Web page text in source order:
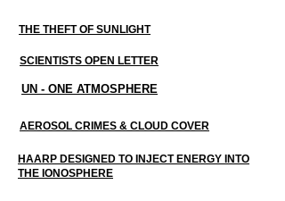
THE THEFT OF SUNLIGHT
SCIENTISTS OPEN LETTER
UN - ONE ATMOSPHERE
AEROSOL CRIMES & CLOUD COVER
HAARP DESIGNED TO INJECT ENERGY INTO
THE IONOSPHERE